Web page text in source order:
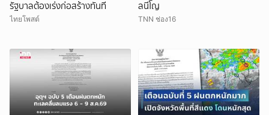
รัฐบาลต้องเร่งก่อสร้างทันที
ไทยโพสต์
ลนีโญ
TNN ช่อง16